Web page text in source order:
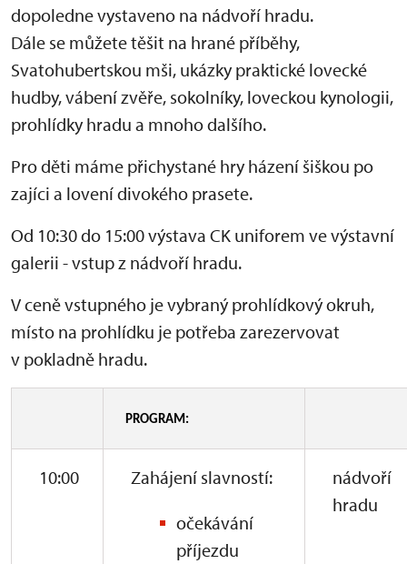
dopoledne vystaveno na nádvoří hradu.
Dále se můžete těšit na hrané příběhy,
Svatohubertskou mši, ukázky praktické lovecké
hudby, vábení zvěře, sokolníky, loveckou kynologii,
prohlídky hradu a mnoho dalšího.
Pro děti máme přichystané hry házení šiškou po
zajíci a lovení divokého prasete.
Od 10:30 do 15:00 výstava CK uniforem ve výstavní
galerii - vstup z nádvoří hradu.
V ceně vstupného je vybraný prohlídkový okruh,
místo na prohlídku je potřeba zarezervovat
v pokladně hradu.
PROGRAM:
10:00
Zahájení slavností:
očekávání
příjezdu
nádvoří
hradu